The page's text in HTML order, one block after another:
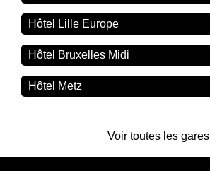
Hôtel Lille Europe
Hôtel Bruxelles Midi
Hôtel Metz
Voir toutes les gares